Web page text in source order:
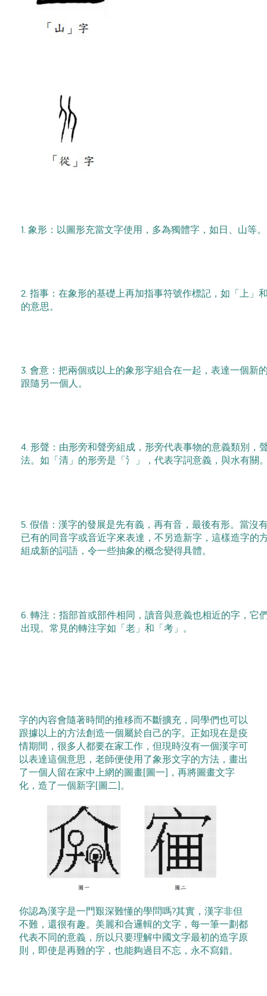
1. 象形：以圖形充當文字使用，多為獨體字，如日、山等。
2. 指事：在象形的基礎上再加指事符號作標記，如「上」
的意思。
3. 會意：把兩個或以上的象形字組合在一起，表達一個新
跟隨另一個人。
4. 形聲：由形旁和聲旁組成，形旁代表事物的意義類別，
法。如「清」的形旁是「氵」，代表字詞意義，與水有關
5. 假借：漢字的發展是先有義，再有音，最後有形。當沒
已有的同音字或音近字來表達，不另造新字，這樣造字的
組成新的詞語，令一些抽象的概念變得具體。
6. 轉注：指部首或部件相同，讀音與意義也相近的字，它
出現。常見的轉注字如「老」和「考」。
字的內容會隨著時間的推移而不斷擴充，同學們也可以
跟據以上的方法創造一個屬於自己的字。正如現在是疫
情期間，很多人都要在家工作，但現時沒有一個漢字可
以表達這個意思，老師便使用了象形文字的方法，畫出
了一個人留在家中上網的圖畫[圖一]，再將圖畫文字
化，造了一個新字[圖二]。
你認為漢字是一門艱深難懂的學問嗎?其實，漢字非但
不難，還很有趣。美麗和合邏輯的文字，每一筆一劃都
代表不同的意義，所以只要理解中國文字最初的造字原
則，即使是再難的字，也能夠過目不忘，永不寫錯。